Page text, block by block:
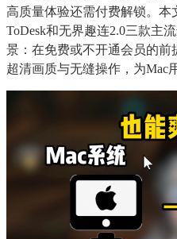
高质量体验还需付费解锁。本
ToDesk和无界趣连2.0三款主
景：在免费或不开通会员的前
超清画质与无缝操作，为Mac